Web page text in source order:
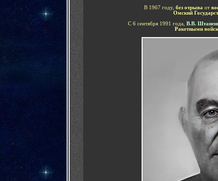
В 1967 году, без отрыва от
Омский
С 6 сентября 1991 года,
В.В.
Ракетными